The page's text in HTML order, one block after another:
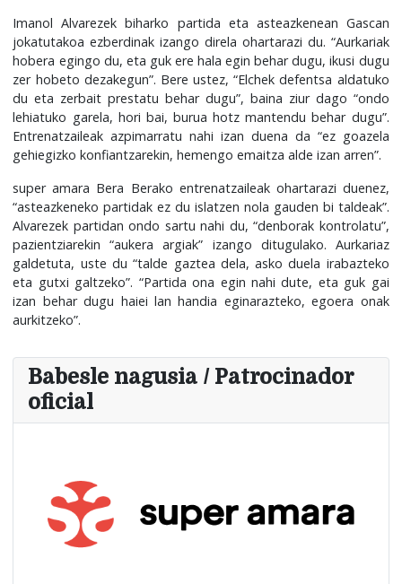
Imanol Alvarezek biharko partida eta asteazkenean Gascan
jokatutakoa ezberdinak izango direla ohartarazi du. “Aurkariak
hobera egingo du, eta guk ere hala egin behar dugu, ikusi dugu
zer hobeto dezakegun”. Bere ustez, “Elchek defentsa aldatuko
du eta zerbait prestatu behar dugu”, baina ziur dago “ondo
lehiatuko garela, hori bai, burua hotz mantendu behar dugu”.
Entrenatzaileak azpimarratu nahi izan duena da “ez goazela
gehiegizko konfiantzarekin, hemengo emaitza alde izan arren”.
super amara Bera Berako entrenatzaileak ohartarazi duenez,
“asteazkeneko partidak ez du islatzen nola gauden bi taldeak”.
Alvarezek partidan ondo sartu nahi du, “denborak kontrolatu”,
pazientziarekin “aukera argiak” izango ditugulako. Aurkariaz
galdetuta, uste du “talde gaztea dela, asko duela irabazteko
eta gutxi galtzeko”. “Partida ona egin nahi dute, eta guk gai
izan behar dugu haiei lan handia eginarazteko, egoera onak
aurkitzeko”.
Babesle nagusia / Patrocinador
oficial